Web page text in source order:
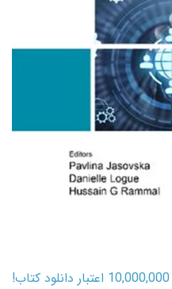
کارت اعتباری کتاب دانلود با 10,000,000 اعتبار دانلود کتاب!